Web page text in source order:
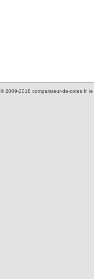
© 2009-2018 comparateur-de-cotes.fr, le